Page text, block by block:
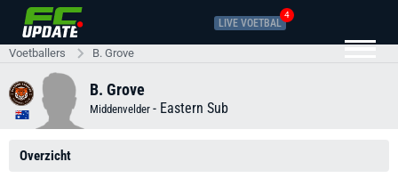
LIVE VOETBAL
4
Voetballers B. Grove
B. Grove
Middenvelder - Eastern Sub
Overzicht